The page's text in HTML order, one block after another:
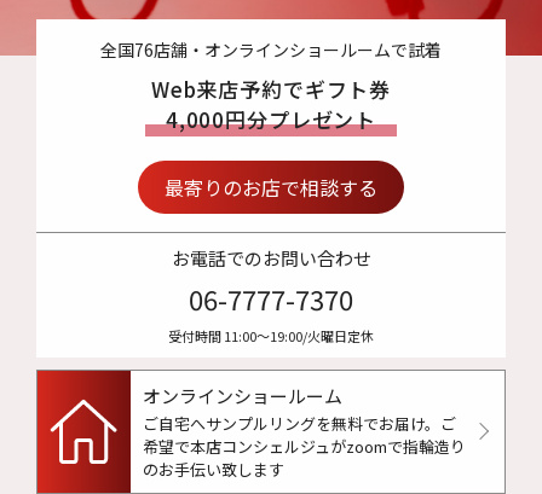
全国76店舗・オンラインショールームで試着
Web来店予約でギフト券
4,000円分プレゼント
最寄りのお店で相談する
お電話でのお問い合わせ
06-7777-7370
受付時間 11:00〜19:00/火曜日定休
オンラインショールーム
ご自宅へサンプルリングを無料でお届け。 ご
希望で本店コンシェルジュがzoomで指輪造り
のお手伝い致します